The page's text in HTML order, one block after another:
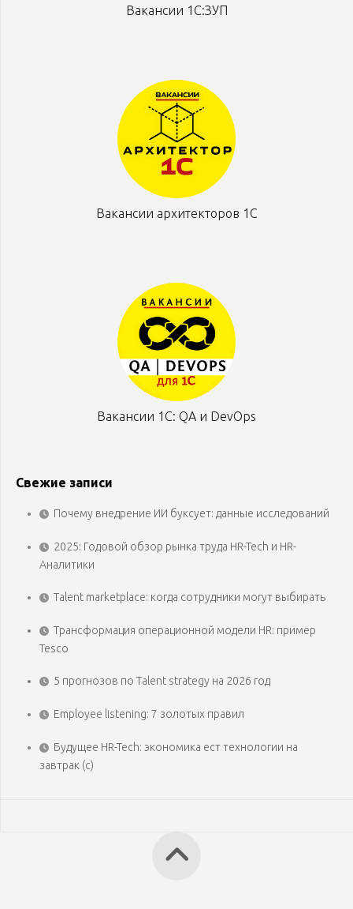
Вакансии 1С:ЗУП
Вакансии архитекторов 1С
Вакансии 1С: QA и DevOps
Свежие записи
Почему внедрение ИИ буксует: данные исследований
2025: Годовой обзор рынка труда HR-Tech и HR-
Аналитики
Talent marketplace: когда сотрудники могут выбирать
Трансформация операционной модели HR: пример
Tesco
5 прогнозов по Talent strategy на 2026 год
Employee listening: 7 золотых правил
Будущее HR-Tech: экономика ест технологии на
завтрак (с)